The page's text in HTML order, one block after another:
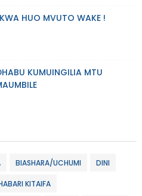
HUO MVUTO WAKE !
KUMUINGILIA MTU
BIASHARA/UCHUMI DINI
KITAIFA